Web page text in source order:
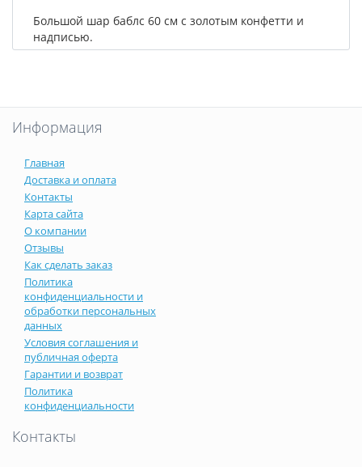
Большой шар баблс 60 см с золотым конфетти и
надписью.
Информация
Главная
Доставка и оплата
Контакты
Карта сайта
О компании
Отзывы
Как сделать заказ
Политика
конфиденциальности и
обработки персональных
данных
Условия соглашения и
публичная оферта
Гарантии и возврат
Политика
конфиденциальности
Контакты